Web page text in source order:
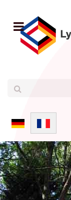
Sélectionnez